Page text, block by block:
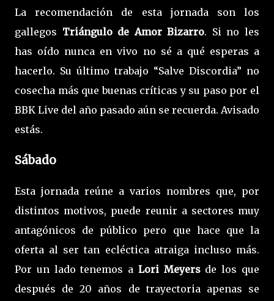
La recomendación de esta jornada son los
gallegos Triángulo de Amor Bizarro. Si no les
has oído nunca en vivo no sé a qué esperas a
hacerlo. Su último trabajo “Salve Discordia” no
cosecha más que buenas críticas y su paso por el
BBK Live del año pasado aún se recuerda. Avisado
estás.
Sábado
Esta jornada reúne a varios nombres que, por
distintos motivos, puede reunir a sectores muy
antagónicos de público pero que hace que la
oferta al ser tan ecléctica atraiga incluso más.
Por un lado tenemos a Lori Meyersde los que
después de 20 años de trayectoria apenas se